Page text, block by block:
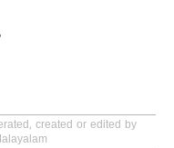
created or edited by